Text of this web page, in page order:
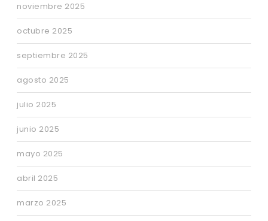
noviembre 2025
octubre 2025
septiembre 2025
agosto 2025
julio 2025
junio 2025
mayo 2025
abril 2025
marzo 2025